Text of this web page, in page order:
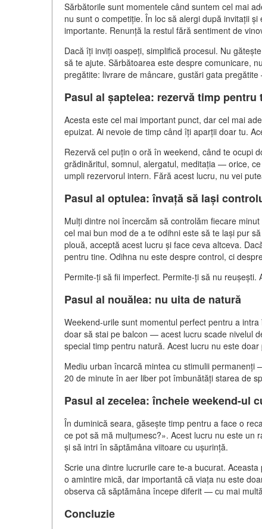
Sărbătorile sunt momentele când suntem cel mai
nu sunt o competiție. În loc să alergi după invitații
importante. Renunță la restul fără sentiment de
Dacă îți inviți oaspeți, simplifică procesul. Nu
să te ajute. Sărbătoarea este despre comunicare,
pregătite: livrare de mâncare, gustări gata
Pasul al șaptelea: rezervă timp pentru
Acesta este cel mai important punct, dar cel mai
epuizat. Ai nevoie de timp când îți aparții doar tu.
Rezervă cel puțin o oră în weekend, când te ocupi
grădinăritul, somnul, alergatul, meditația — orice,
umpli rezervorul intern. Fără acest lucru, nu vei
Pasul al optulea: învață să lași
Mulți dintre noi încercăm să controlăm fiecare
cel mai bun mod de a te odihni este să te lași pur
plouă, acceptă acest lucru și face ceva altceva.
pentru tine. Odihna nu este despre control, ci
Permite-ți să fii imperfect. Permite-ți să nu
Pasul al nouălea: nu uita de natură
Weekend-urile sunt momentul perfect pentru a
doar să stai pe balcon — acest lucru scade nivelul
special timp pentru natură. Acest lucru nu este
Mediu urban încarcă mintea cu stimulii
20 de minute în aer liber pot îmbunătăți starea de
Pasul al zecelea: încheie weekend-ul
În duminică seara, găsește timp pentru a face o
ce pot să mă mulțumesc?». Acest lucru nu este un
și să intri în săptămâna viitoare cu ușurință.
Scrie una dintre lucrurile care te-a bucurat.
o amintire mică, dar importantă că viața nu este
observa că săptămâna începe diferit — cu mai
Concluzie